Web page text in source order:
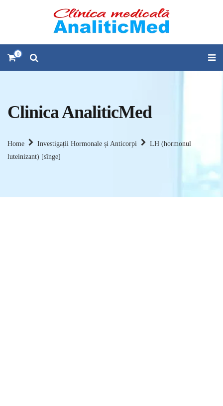
0
Clinica AnaliticMed
Home Investigații Hormonale și Anticorpi
LH (hormonul
luteinizant) [sînge]